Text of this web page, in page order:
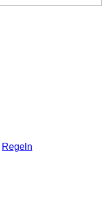
Regeln